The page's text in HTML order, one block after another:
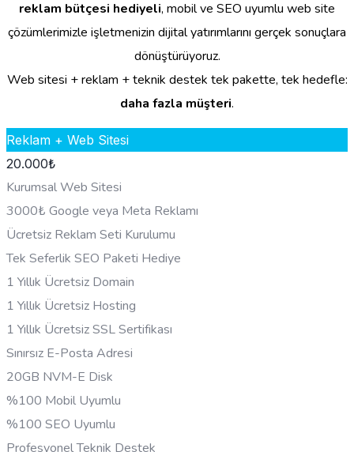
reklam bütçesi hediyeli, mobil ve SEO uyumlu web site
çözümlerimizle işletmenizin dijital yatırımlarını gerçek sonuçlara
dönüştürüyoruz.
Web sitesi + reklam + teknik destek tek pakette, tek hedefle:
daha fazla müşteri.
Reklam + Web Sitesi
20.000₺
Kurumsal Web Sitesi
3000₺ Google veya Meta Reklamı
Ücretsiz Reklam Seti Kurulumu
Tek Seferlik SEO Paketi Hediye
1 Yıllık Ücretsiz Domain
1 Yıllık Ücretsiz Hosting
1 Yıllık Ücretsiz SSL Sertifikası
Sınırsız E-Posta Adresi
20GB NVM-E Disk
%100 Mobil Uyumlu
%100 SEO Uyumlu
Profesyonel Teknik Destek